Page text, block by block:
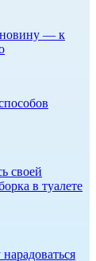
— к
своей
в туалете